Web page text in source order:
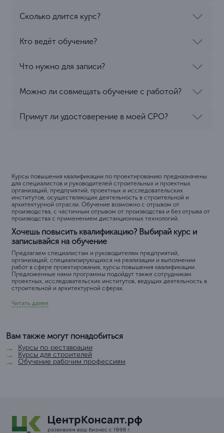
Сколько длится курс?
Кто ведёт обучение?
Что нужно для записи?
Можно ли совмещать обучение с работой?
Примут ли удостоверение в моей СРО?
Курсы повышения квалификации по проектированию предназначены
для специалистов и руководителей строительных и проектных
организаций, предприятий, проектных и исследовательских
институтов, осуществляющих деятельность в строительной и
архитектурной отрасли. Обучение возможно с отрывом от
производства, с частичным отрывом от производства и без отрыва от
производства с применением дистанционных технологий.
Хочешь повысить квалификацию? Выбирай курс и
записывайся на обучение
Предлагаем специалистам и руководителям предприятий,
организаций, специализирующихся на реализации и выполнении
работ в сфере проектирования, курсы повышения квалификации.
Предложенные нами программы подойдут также сотрудникам
проектных, исследовательских институтов, ведущих деятельность в
строительной и архитектурной сферах.
Читать далее
Вам также могут понадобиться
Курсы по реставрации
Курсы для строителей
Обучение рабочим профессиям